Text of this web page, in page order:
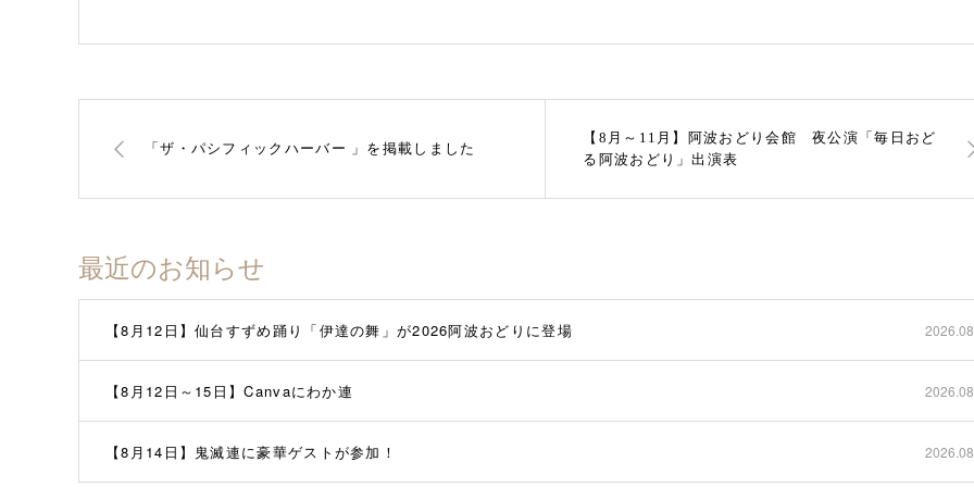
「ザ・パシフィックハーバー 」を掲載しました
【8月～11月】阿波おどり会館 夜公演「毎日おど
る阿波おどり」出演表
最近のお知らせ
【8月12日】仙台すずめ踊り「伊達の舞」が2026阿波おどりに登場
【8月12日～15日】Canvaにわか連
【8月14日】鬼滅連に豪華ゲストが参加！